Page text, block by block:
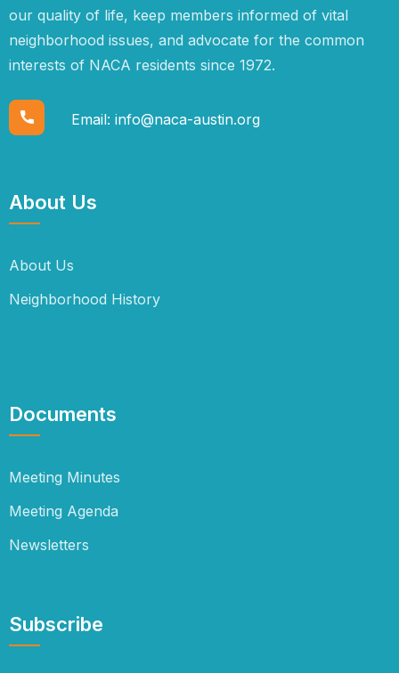
our quality of life, keep members informed of vital
neighborhood issues, and advocate for the common
interests of NACA residents since 1972.
Email: info@naca-austin.org
About Us
About Us
Neighborhood History
Documents
Meeting Minutes
Meeting Agenda
Newsletters
Subscribe